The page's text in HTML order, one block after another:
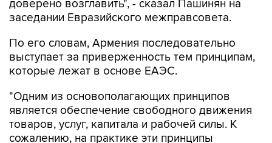
По его словам, Армения последовательно
которые лежат в основе ЕАЭС.
"Одним из основополагающих принципов
товаров, услуг, капитала и рабочей силы. К
сожалению, на практике эти принципы
реализуются не в полной мере", - сказал